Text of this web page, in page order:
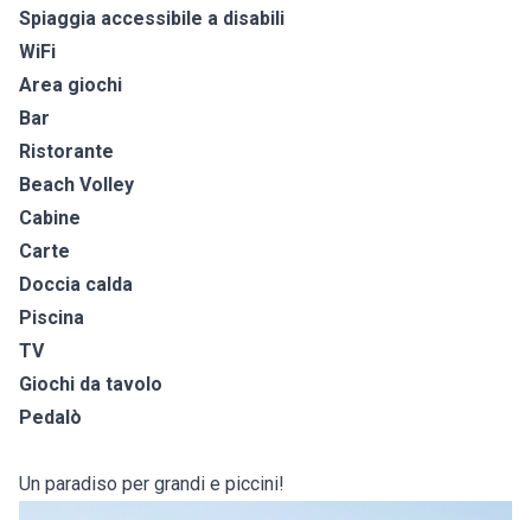
Spiaggia accessibile a disabili
WiFi
Area giochi
Bar
Ristorante
Beach Volley
Cabine
Carte
Doccia calda
Piscina
TV
Giochi da tavolo
Pedalò
Un paradiso per grandi e piccini!